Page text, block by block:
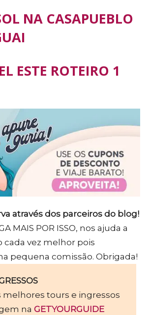
NA CASAPUEBLO
ESTE ROTEIRO 1
através dos parceiros do blog!
MAIS POR ISSO, nos ajuda a
cada vez melhor pois
pequena comissão. Obrigada!
melhores tours e ingressos
naGETYOURGUIDE